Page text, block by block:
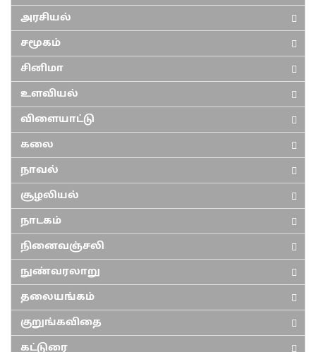
அரசியல்
சமூகம்
சினிமா
உளவியல்
விளையாட்டு
கலை
நாவல்
சூழலியல்
நாடகம்
நினைவஞ்சலி
நுண்வரலாறு
தலையங்கம்
குறுங்கவிதை
கட்டுரை